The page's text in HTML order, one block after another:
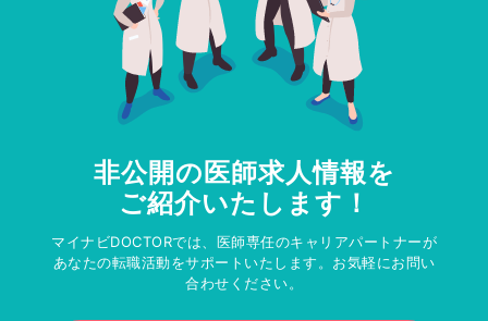
非公開の医師求人情報を
ご紹介いたします！
マイナビDOCTORでは、医師専任のキャリアパートナーが
あなたの転職活動をサポートいたします。お気軽にお問い
合わせください。